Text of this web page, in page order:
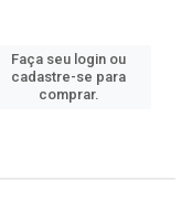
Faça seu login ou
cadastre-se para
comprar.